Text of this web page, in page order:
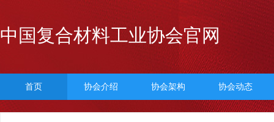
中国复合材料工业协会官网
首页 协会介绍 协会架构 协会动态